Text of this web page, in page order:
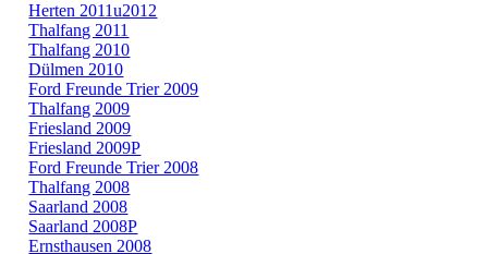
Herten 2011u2012
Thalfang 2011
Thalfang 2010
Dülmen 2010
Ford Freunde Trier 2009
Thalfang 2009
Friesland 2009
Friesland 2009P
Ford Freunde Trier 2008
Thalfang 2008
Saarland 2008
Saarland 2008P
Ernsthausen 2008